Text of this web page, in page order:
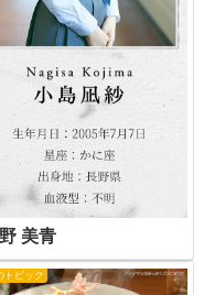
美青
トピック